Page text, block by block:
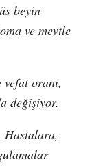
beyin
ve mevtle
oranı,
değişiyor.
Hastalara,